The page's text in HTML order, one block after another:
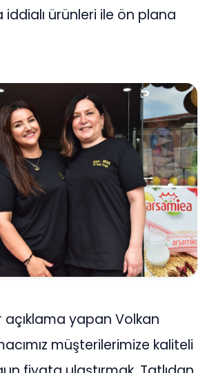
ürünleri ile ön plana
açıklama yapan Volkan
müşterilerimize kaliteli